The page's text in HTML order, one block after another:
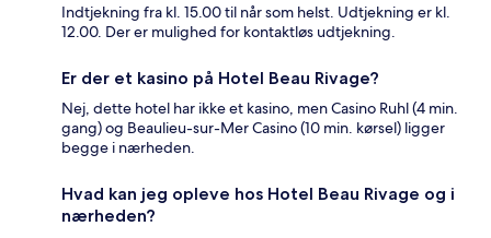
Indtjekning fra kl. 15.00 til når som helst. Udtjekning er kl.
12.00. Der er mulighed for kontaktløs udtjekning.
Er der et kasino på Hotel Beau Rivage?
Nej, dette hotel har ikke et kasino, men Casino Ruhl (4 min.
gang) og Beaulieu-sur-Mer Casino (10 min. kørsel) ligger
begge i nærheden.
Hvad kan jeg opleve hos Hotel Beau Rivage og i
nærheden?